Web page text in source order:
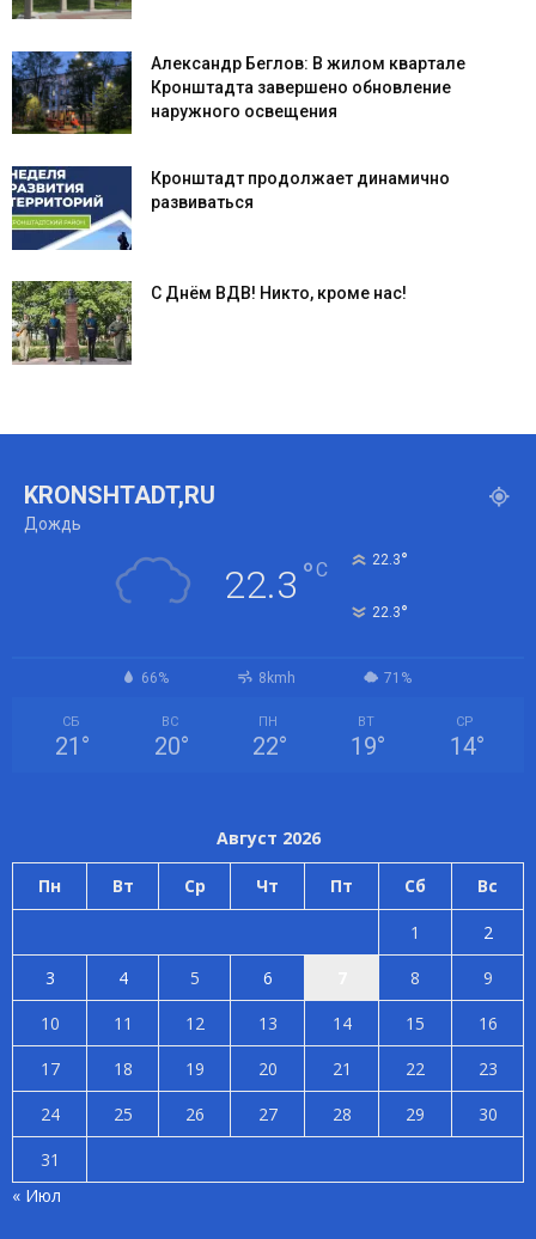
Александр Беглов: В жилом квартале
Кронштадта завершено обновление
наружного освещения
Кронштадт продолжает динамично
развиваться
С Днём ВДВ! Никто, кроме нас!
KRONSHTADT,RU
Дождь
22.3 °C 22.3°
22.3°
66% 8kmh 71%
СБ
21 °
ВС
20°
ПН
22°
ВТ
19°
СР
14°
Август 2026
Пн Вт Ср Чт Пт Сб Вс
1
2
3
4 5 6 8
9
10
11 12 13 14 15
16
17
18 19 20 21 22
23
24
25 26 27 28 29
30
31
« Июл